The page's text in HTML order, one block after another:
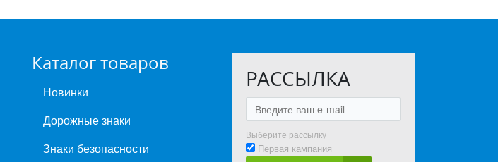
Каталог товаров
Новинки
Дорожные знаки
Знаки безопасности
РАССЫЛКА
Выберите рассылку
Первая кампания